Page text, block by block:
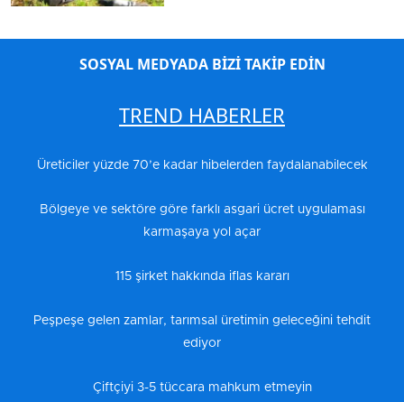
SOSYAL MEDYADA BİZİ TAKİP EDİN
TREND HABERLER
Üreticiler yüzde 70’e kadar hibelerden faydalanabilecek
Bölgeye ve sektöre göre farklı asgari ücret uygulaması
karmaşaya yol açar
115 şirket hakkında iflas kararı
Peşpeşe gelen zamlar, tarımsal üretimin geleceğini tehdit
ediyor
Çiftçiyi 3-5 tüccara mahkum etmeyin